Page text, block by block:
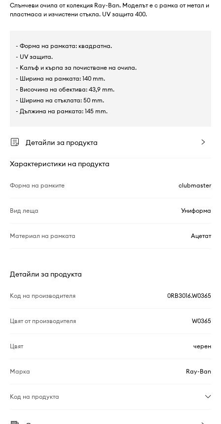
Слънчеви очила от колекция Ray-Ban. Моделът е с рамка от метал и
пластмаса и изчистени стъкла. UV защита 400.
- Форма на рамката: квадратна.
- UV защита.
- Калъф и кърпа за почистване на очила.
- Ширина на рамката: 140 mm.
- Височина на обектива: 43,9 mm.
- Ширина на стъклата: 50 mm.
- Дължина на рамката: 145 mm.
Детайли за продукта
Характеристики на продукта
Форма на рамките clubmaster
Вид леща Униформа
Материал на рамката Ацетат
Детайли за продукта
Код на производителя 0RB3016.W0365
Цвят от производителя W0365
Цвят черен
Марка Ray-Ban
Код на продукта